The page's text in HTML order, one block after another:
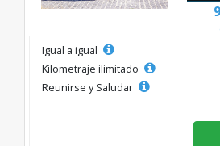
Igual a igual
Kilometraje ilimitado
Reunirse y Saludar